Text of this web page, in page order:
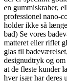
en gummiskraber,
professionel nano-
holder ikke så
bad) Se vores
matteret eller riflet
glas til
designudtryk og
at de fleste kunder
hver især har deres